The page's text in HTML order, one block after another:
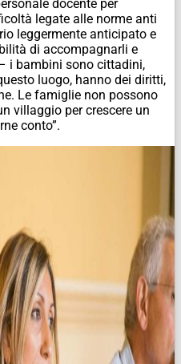
docente per
legate alle norme anti
leggermente anticipato e
di accompagnarli e
i bambini sono cittadini,
luogo, hanno dei diritti,
Le famiglie non possono
villaggio per crescere un
conto”.